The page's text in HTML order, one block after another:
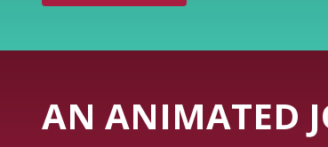
AN ANIMATED